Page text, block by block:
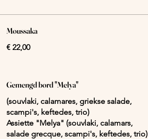
Moussaka
€ 22,00
Gemengd bord "Melya"
(souvlaki, calamares, griekse salade,
scampi's, keftedes, trio)
Assiette "Melya" (souvlaki, calamars,
salade grecque, scampi's, keftedes, trio)